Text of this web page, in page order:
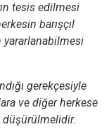
tesis edilmesi
barışçıl
yararlanabilmesi
gerekçesiyle
ve diğer herkese